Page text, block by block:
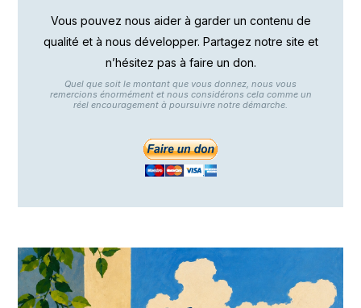
Vous pouvez nous aider à garder un contenu de
qualité et à nous développer. Partagez notre site et
n’hésitez pas à faire un don.
Quel que soit le montant que vous donnez, nous vous
remercions énormément et nous considérons cela comme un
réel encouragement à poursuivre notre démarche.